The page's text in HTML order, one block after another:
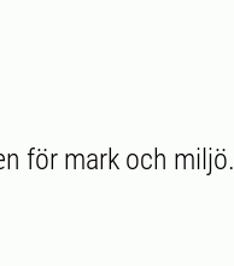
för mark och miljö.